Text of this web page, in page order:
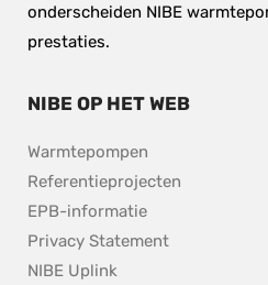
onderscheiden NIBE
prestaties.
NIBE OP HET WEB
Warmtepompen
Referentieprojecten
EPB-informatie
Privacy Statement
NIBE Uplink